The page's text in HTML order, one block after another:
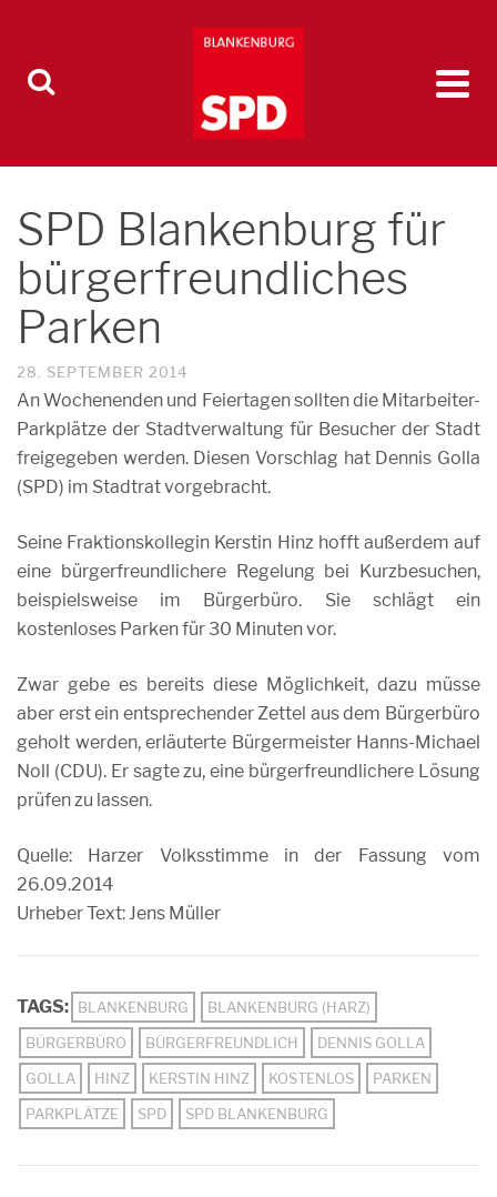
SPD Blankenburg für
bürgerfreundliches
Parken
28. SEPTEMBER 2014
An Wochenenden und Feiertagen sollten dieMitarbeiter-
Parkplätze der Stadtverwaltung für Besucher der Stadt
freigegeben werden. Diesen Vorschlag hat Dennis Golla
(SPD) im Stadtrat vorgebracht.
Seine Fraktionskollegin Kerstin Hinz hofft außerdem auf
eine bürgerfreundlichere Regelung bei Kurzbesuchen,
beispielsweise im Bürgerbüro. Sie schlägt ein
kostenloses Parken für 30 Minuten vor.
Zwar gebe es bereits diese Möglichkeit, dazu müsse
aber erst ein entsprechender Zettel aus dem Bürgerbüro
geholt werden, erläuterte Bürgermeister Hanns-Michael
Noll (CDU). Er sagte zu, eine bürgerfreundlichere Lösung
prüfen zu lassen.
Quelle: Harzer Volksstimme in der Fassung vom
26.09.2014
Urheber Text: Jens Müller
TAGS: BLANKENBURG
BLANKENBURG (HARZ)
BÜRGERBÜRO
BÜRGERFREUNDLICH
DENNIS GOLLA
GOLLA
HINZ KERSTIN HINZ KOSTENLOS
PARKEN
PARKPLÄTZE
SPD SPD BLANKENBURG